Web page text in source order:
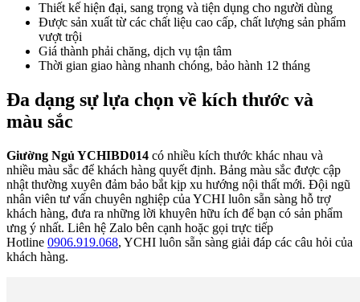
Thiết kế hiện đại, sang trọng và tiện dụng cho người dùng
Được sản xuất từ các chất liệu cao cấp, chất lượng sản phẩm
vượt trội
Giá thành phải chăng, dịch vụ tận tâm
Thời gian giao hàng nhanh chóng, bảo hành 12 tháng
Đa dạng sự lựa chọn về kích thước và
màu sắc
Giường Ngủ YCHIBD014 có nhiều kích thước khác nhau và
nhiều màu sắc để khách hàng quyết định. Bảng màu sắc được cập
nhật thường xuyên đảm bảo bắt kịp xu hướng nội thất mới. Đội ngũ
nhân viên tư vấn chuyên nghiệp của YCHI luôn sẵn sàng hỗ trợ
khách hàng, đưa ra những lời khuyên hữu ích để bạn có sản phẩm
ưng ý nhất. Liên hệ Zalo bên cạnh hoặc gọi trực tiếp
Hotline 0906.919.068, YCHI luôn sẵn sàng giải đáp các câu hỏi của
khách hàng.